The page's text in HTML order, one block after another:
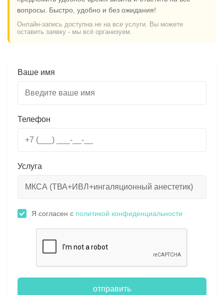
вопросы. Быстро, удобно и без ожидания!
Онлайн-запись доступна не на все услуги. Вы можете
оставить заявку - мы всё организуем.
Ваше имя
Телефон
Услуга
Я согласен с политикой конфиденциальности
отправить